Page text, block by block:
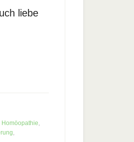
liebe
Homöopathie,
,